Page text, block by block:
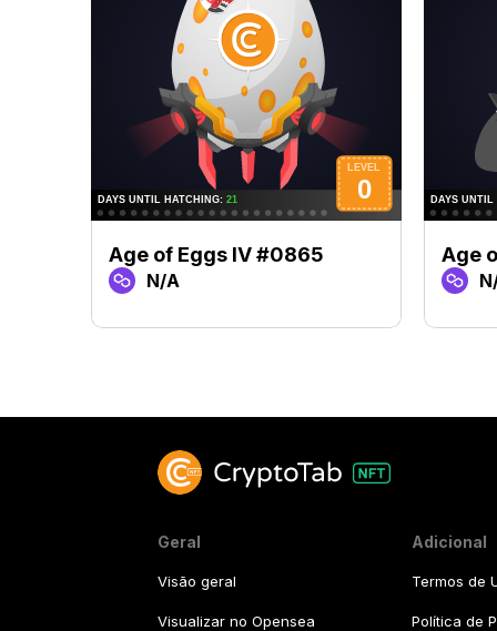
Age of Eggs IV #0865
N/A
Age
Geral
Visão geral
Visualizar no Opensea
Adicional
Termos de
Política de